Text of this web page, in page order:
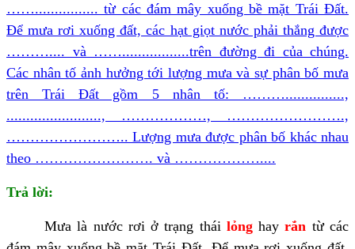
……................ từ các đám mây xuống bề mặt Trái Đất.
Để mưa rơi xuống đất, các hạt giọt nước phải thắng được
……….... và …….................trên đường đi của chúng.
Các nhân tố ảnh hưởng tới lượng mưa và sự phân bố mưa
trên Trái Đất gồm 5 nhân tố: ………...............,
........................, ………………, …………………….,
…………………….. Lượng mưa được phân bố khác nhau
theo ……………………. và ………………....
Trả lời:
Mưa là nước rơi ở trạng thái lỏnghayrắn từ các